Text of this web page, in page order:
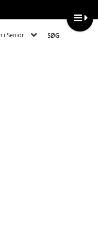
i Senior